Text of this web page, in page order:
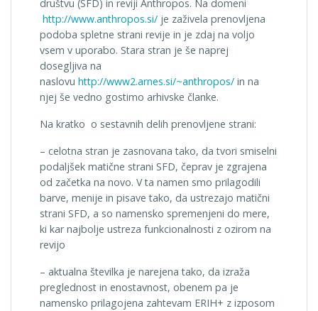
društvu (SFD) in reviji Anthropos. Na domeni
http://www.anthropos.si/ je zaživela prenovljena
podoba spletne strani revije in je zdaj na voljo
vsem v uporabo. Stara stran je še naprej
dosegljiva na
naslovu http://www2.arnes.si/~anthropos/ in na
njej še vedno gostimo arhivske članke.
Na kratko o sestavnih delih prenovljene strani:
– celotna stran je zasnovana tako, da tvori smiselni
podaljšek matične strani SFD, čeprav je zgrajena
od začetka na novo. V ta namen smo prilagodili
barve, menije in pisave tako, da ustrezajo matični
strani SFD, a so namensko spremenjeni do mere,
ki kar najbolje ustreza funkcionalnosti z ozirom na
revijo
– aktualna številka je narejena tako, da izraža
preglednost in enostavnost, obenem pa je
namensko prilagojena zahtevam ERIH+ z izposom